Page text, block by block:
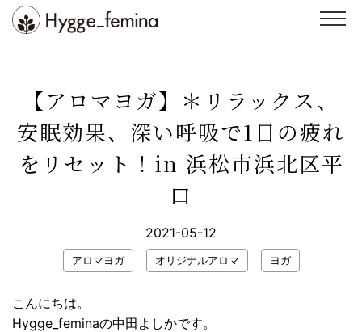
Skip
整体 イベント・講座
インストラクター
【アロマヨガ】＊リラックス、
安眠効果、深い呼吸で1日の疲れ
をリセット！in 浜松市浜北区平
口
2021-05-12
アロマヨガ オリジナルアロマ ヨガ
こんにちは。
Hygge_feminaの中田よしかです。